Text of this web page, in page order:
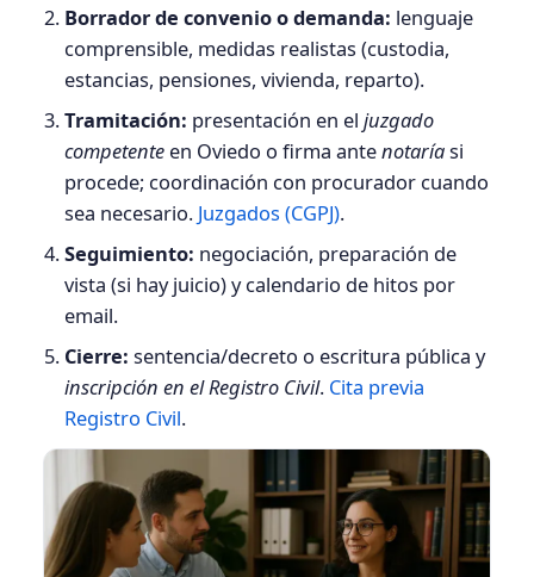
Borrador de convenio o demanda: lenguaje
comprensible, medidas realistas (custodia,
estancias, pensiones, vivienda, reparto).
Tramitación: presentación en eljuzgado
competente en Oviedo o firma antenotaríasi
procede; coordinación con procurador cuando
sea necesario. Juzgados (CGPJ).
Seguimiento: negociación, preparación de
vista (si hay juicio) y calendario de hitos por
email.
Cierre: sentencia/decreto o escritura pública y
inscripción en el Registro Civil. Cita previa
Registro Civil.